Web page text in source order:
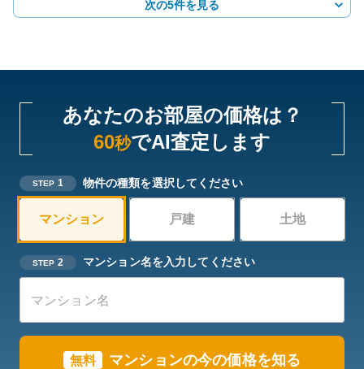
次の5件を見る
あなたのお部屋の価格は？
60秒でAI査定します
STEP 1 物件の種類を選択してください
マンション 戸建 土地
STEP 2 マンション名を入力してください
無料 マンションの今の価格を知る